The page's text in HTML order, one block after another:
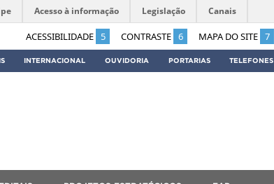
ACESSIBILIDADE 5 CONTRASTE 6 MAPA DO SITE 7
Acesso à informação Legislação Canais
INTERNACIONAL OUVIDORIA PORTARIAS TELEFONES